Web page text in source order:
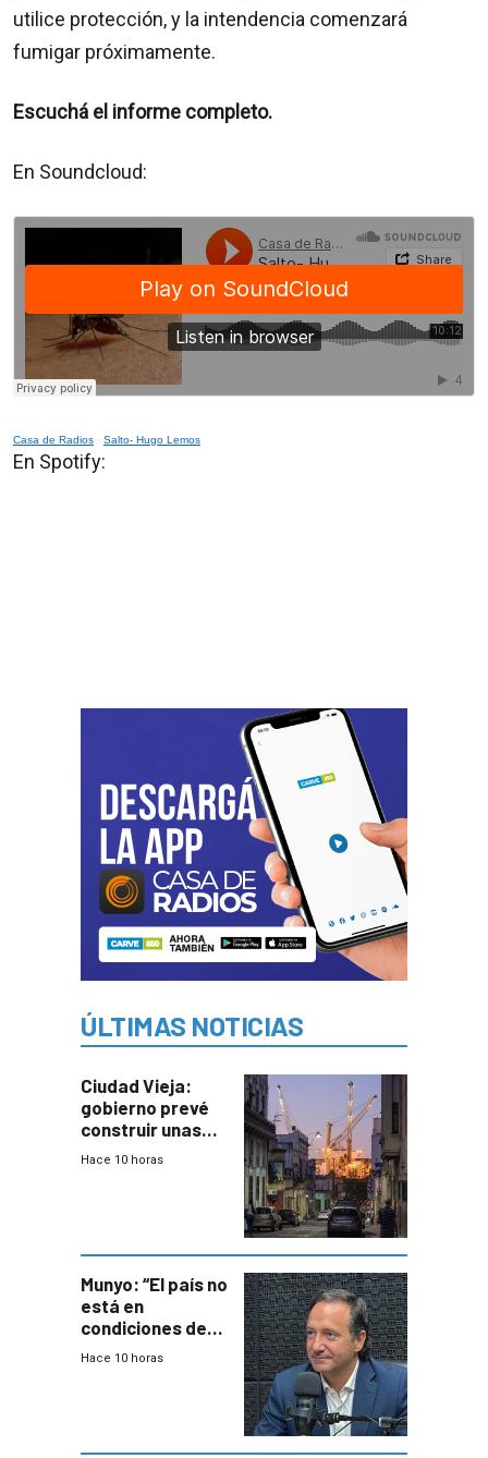
utilice protección, y la intendencia comenzará
fumigar próximamente.
Escuchá el informe completo.
En Soundcloud:
Casa de Radios · Salto- Hugo Lemos
En Spotify:
ÚLTIMAS NOTICIAS
Ciudad Vieja:
gobierno prevé
construir unas
mil viviendas en
Hace 10 horas
Munyo: “El país no
está en
condiciones de
enfrentar una
Hace 10 horas